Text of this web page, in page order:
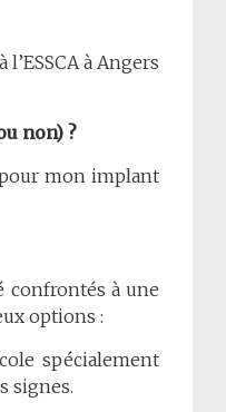
à Angers
non) ?
pour mon implant
confrontés à une
options :
spécialement
signes.